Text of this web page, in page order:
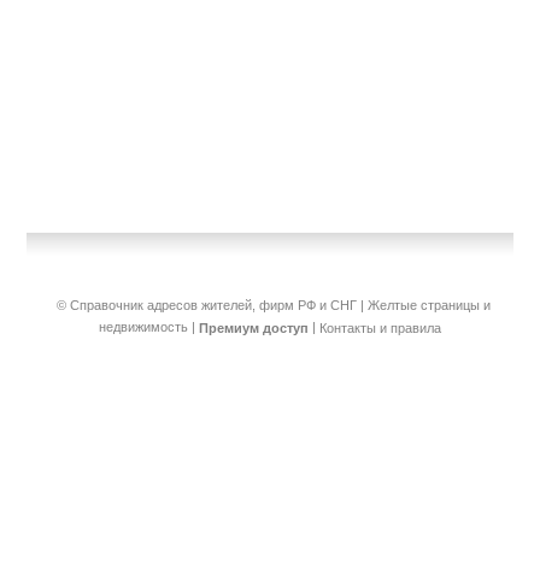
© Справочник адресов жителей, фирм РФ и СНГ | Желтые страницы и
недвижимость | Премиум доступ | Контакты и правила